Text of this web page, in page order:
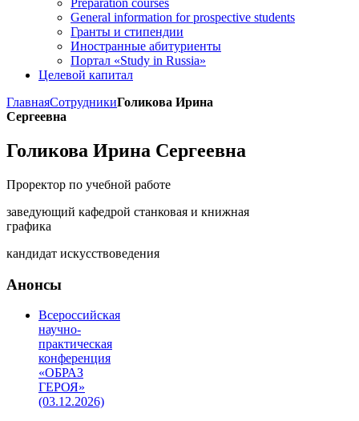
Preparation courses
General information for prospective students
Гранты и стипендии
Иностранные абитуриенты
Портал «Study in Russia»
Целевой капитал
ГлавнаяСотрудникиГоликова Ирина
Сергеевна
Голикова Ирина Сергеевна
Проректор по учебной работе
заведующий кафедрой станковая и книжная
графика
кандидат искусствоведения
Анонсы
Всероссийская
научно-
практическая
конференция
«ОБРАЗ
ГЕРОЯ»
(03.12.2026)